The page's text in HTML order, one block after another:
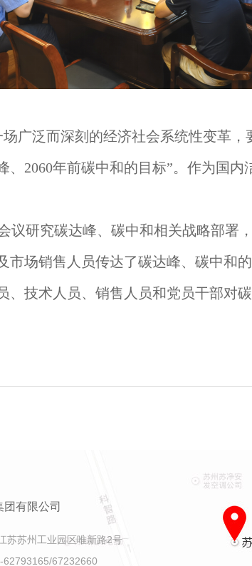
广泛而深刻的经济社会系统性变革
、2060年前碳中和的目标”。作为国
议研究碳达峰、碳中和相关战略部署
市场销售人员传达了碳达峰、碳中和
、技术人员、销售人员和党员干部对
有限公司
苏苏州工业园区唯新路2号
62793165/67232660